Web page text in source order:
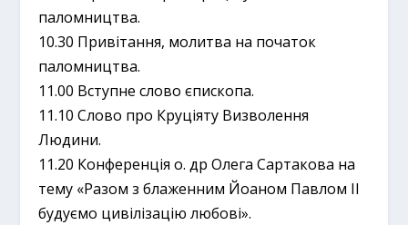
паломництва.
10.30 Привітання, молитва на початок
паломництва.
11.00 Вступне слово єпископа.
11.10 Слово про Круціяту Визволення
Людини.
11.20 Конференція о. др Олега Сартакова на
тему «Разом з блаженним Йоаном Павлом ІІ
будуємо цивілізацію любові».